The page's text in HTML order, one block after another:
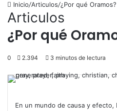
Inicio/Articulos/¿Por qué Oramos?
Articulos
¿Por qué
0 2.394 3 minutos de lectura
En un mundo de causa y efecto,